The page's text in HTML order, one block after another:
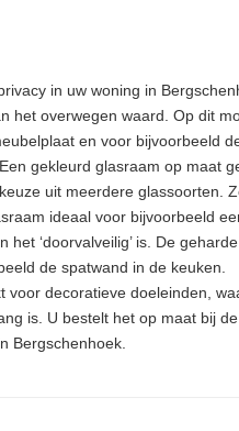
in uw woning in
het overwegen waard. Op dit
en voor bijvoorbeeld
gekleurd glasraam op maat
uit meerdere glassoorten.
ideaal voor bijvoorbeeld
het ‘doorvalveilig’ is. De geharde
de spatwand in de keuken.
voor decoratieve doeleinden,
is. U bestelt het op maat bij de
Bergschenhoek.